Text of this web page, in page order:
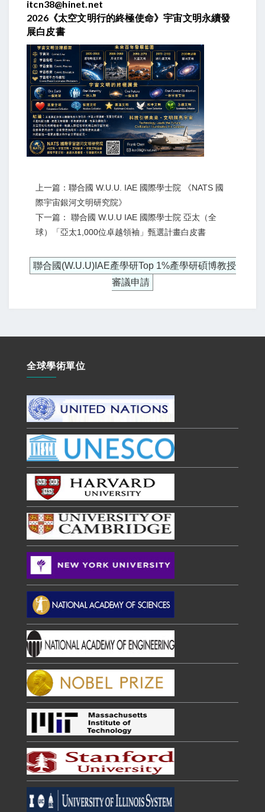
itcn38@hinet.net
2026《太空文明行的終極使命》宇宙文明永續發
展白皮書
上一篇：聯合國 W.U.U. IAE 國際學士院 《NATS 國
際宇宙銀河文明研究院》
下一篇： 聯合國 W.U.U IAE 國際學士院 亞太（全
球）「亞太1,000位卓越領袖」甄選計畫白皮書
聯合國(W.U.U)IAE產學研Top 1%產學研碩博教授
審議申請
全球學術單位